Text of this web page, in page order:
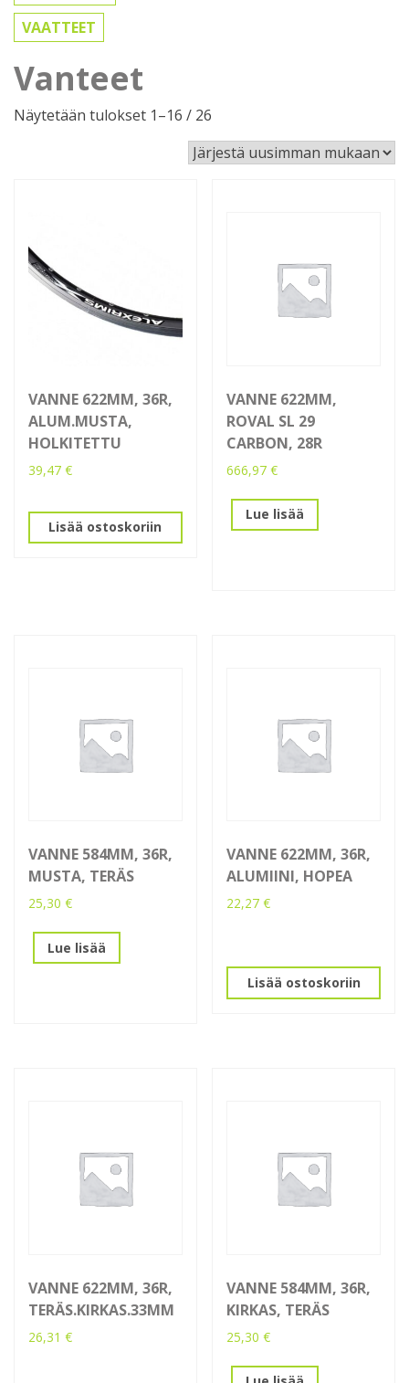
VAATTEET
Vanteet
Näytetään tulokset 1–16 / 26
by
latest
VANNE 622MM, 36R,
ALUM.MUSTA,
HOLKITETTU
39,47 €
Lisää ostoskoriin
VANNE 622MM,
ROVAL SL 29
CARBON, 28R
666,97€
Lue lisää
VANNE 584MM, 36R,
MUSTA, TERÄS
25,30 €
Lue lisää
VANNE 622MM, 36R,
ALUMIINI, HOPEA
22,27€
Lisää ostoskoriin
VANNE 622MM, 36R,
TERÄS.KIRKAS.33MM
26,31 €
VANNE 584MM, 36R,
KIRKAS, TERÄS
25,30€